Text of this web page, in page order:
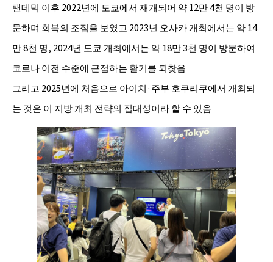
팬데믹 이후 2022년에 도쿄에서 재개되어 약 12만 4천 명이 방
문하며 회복의 조짐을 보였고 2023년 오사카 개최에서는 약 14
만 8천 명, 2024년 도쿄 개최에서는 약 18만 3천 명이 방문하여
코로나 이전 수준에 근접하는 활기를 되찾음
그리고 2025년에 처음으로 아이치·주부 호쿠리쿠에서 개최되
는 것은 이 지방 개최 전략의 집대성이라 할 수 있음